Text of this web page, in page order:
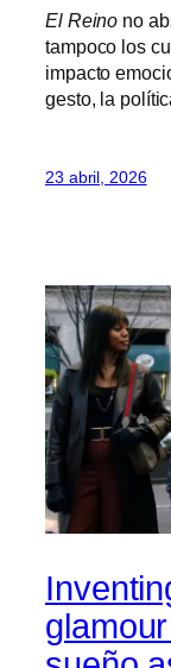
El Reino no
tampoco los
impacto
gesto, la
23 abril, 2026